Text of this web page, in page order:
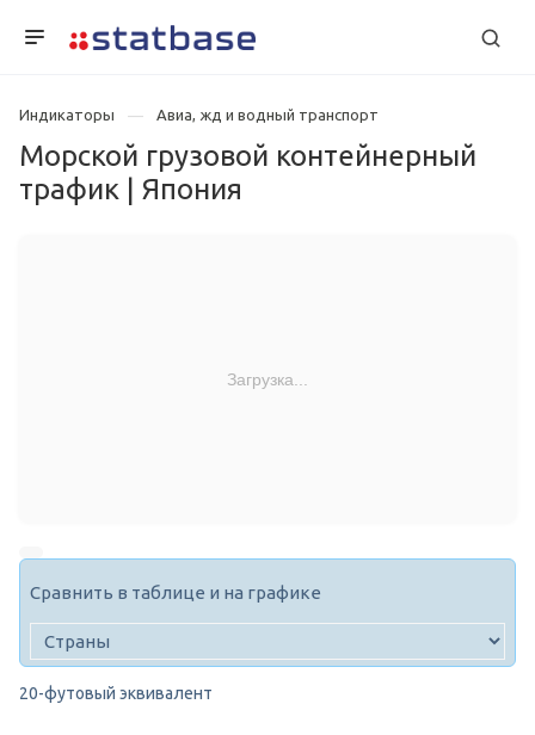
Индикаторы Авиа, жд и водный транспорт
Морской грузовой контейнерный
трафик | Япония
Загрузка...
Сравнить в таблице и на графике
20-футовый эквивалент